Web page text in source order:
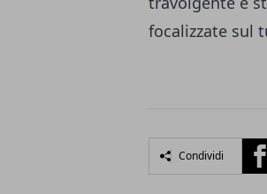
focalizzate sul
Condividi